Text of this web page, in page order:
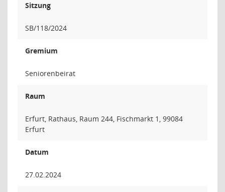
Sitzung
SB/118/2024
Gremium
Seniorenbeirat
Raum
Erfurt, Rathaus, Raum 244, Fischmarkt 1, 99084
Erfurt
Datum
27.02.2024